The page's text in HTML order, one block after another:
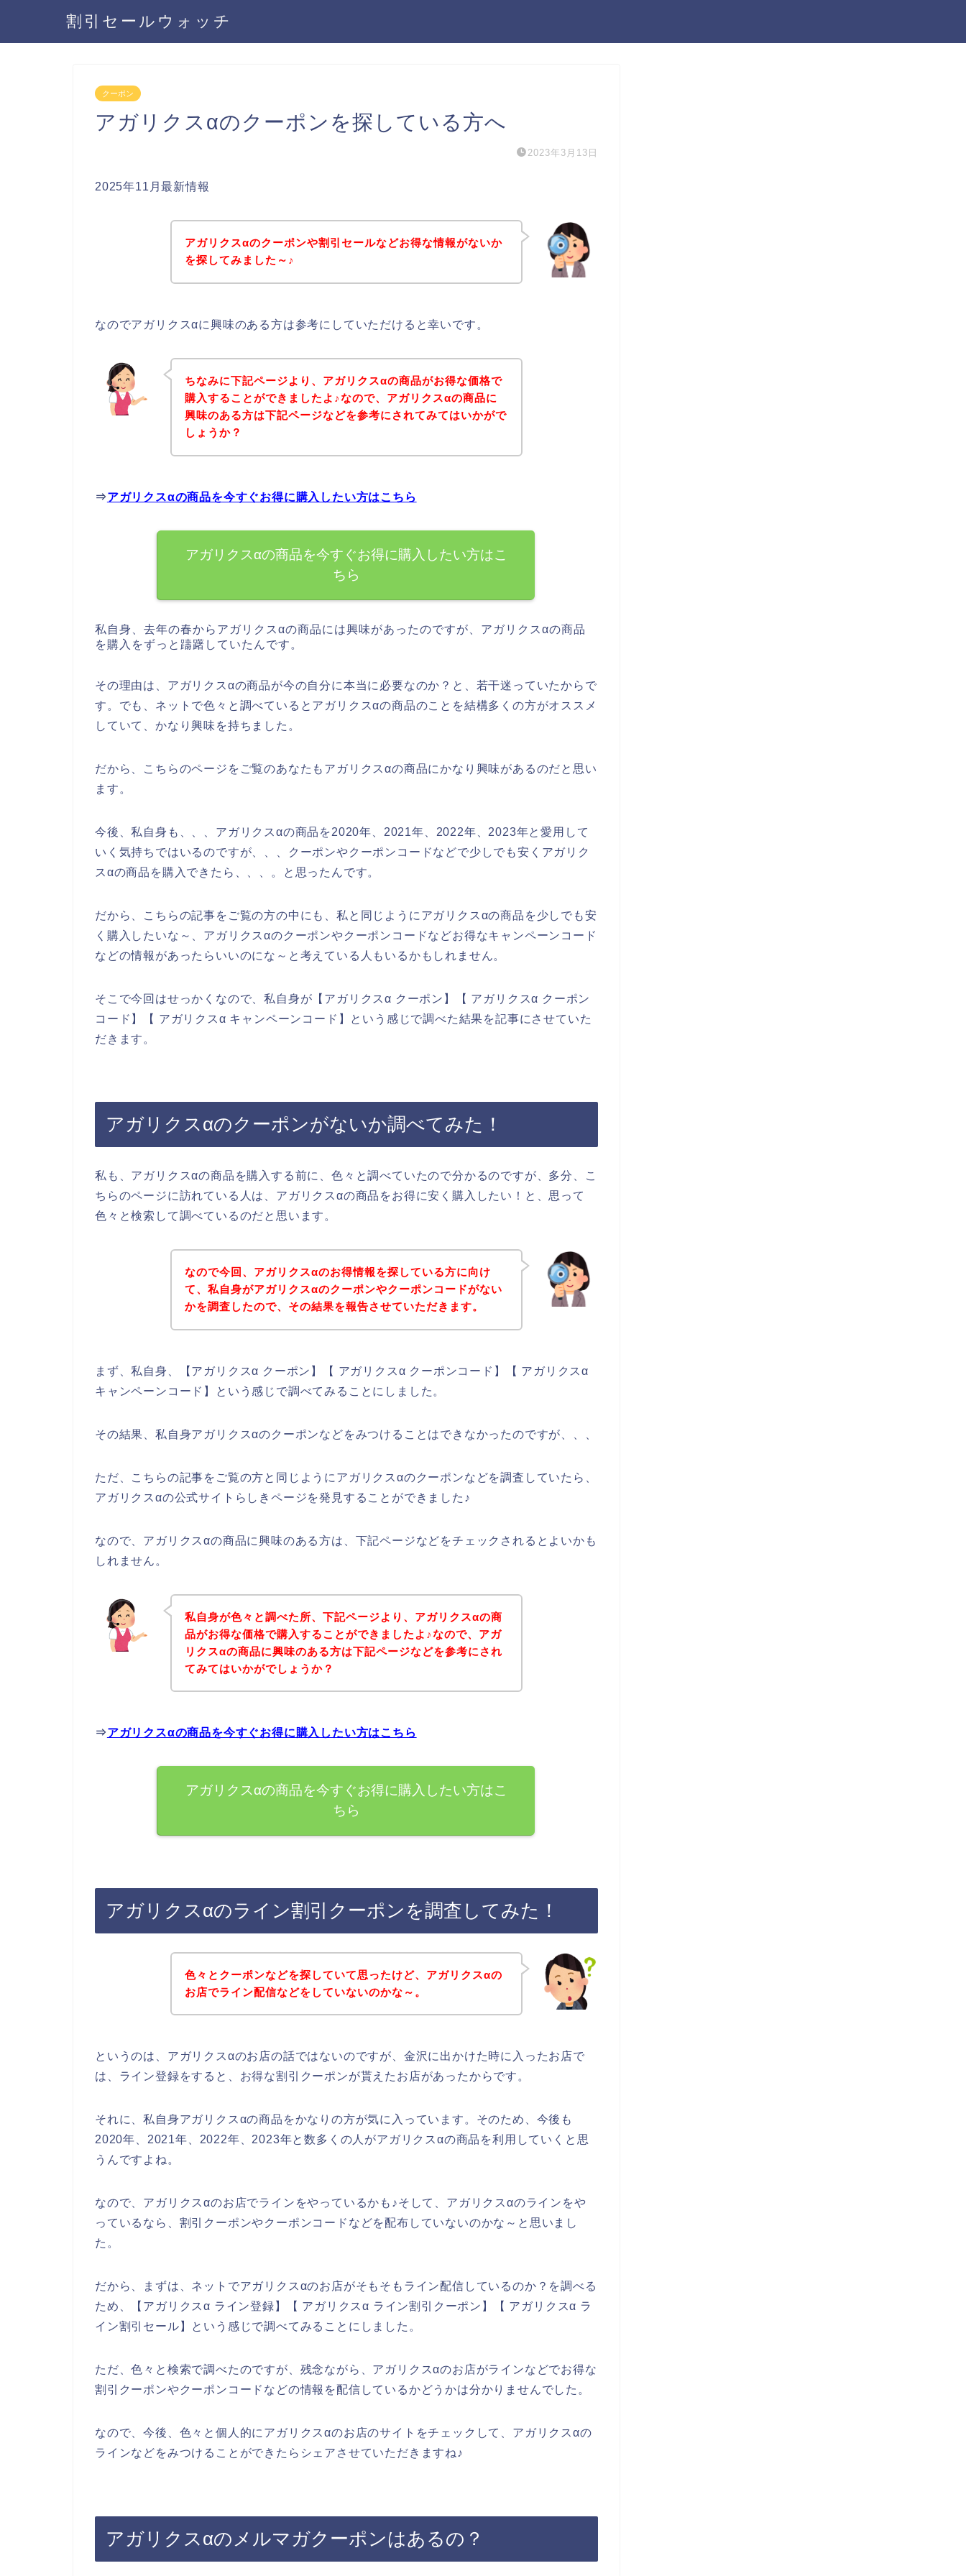
割引セールウォッチ
クーポン
アガリクスαのクーポンを探している方へ
2023年3月13日
2025年11月最新情報
アガリクスαのクーポンや割引セールなどお得な情報がないか
を探してみました～♪
なのでアガリクスαに興味のある方は参考にしていただけると幸いです。
ちなみに下記ページより、アガリクスαの商品がお得な価格で
購入することができましたよ♪なので、アガリクスαの商品に
興味のある方は下記ページなどを参考にされてみてはいかがで
しょうか？
⇒アガリクスαの商品を今すぐお得に購入したい方はこちら
アガリクスαの商品を今すぐお得に購入したい方はこ
ちら
私自身、去年の春からアガリクスαの商品には興味があったのですが、アガリクスαの商品
を購入をずっと躊躇していたんです。
その理由は、アガリクスαの商品が今の自分に本当に必要なのか？と、若干迷っていたからで
す。でも、ネットで色々と調べているとアガリクスαの商品のことを結構多くの方がオススメ
していて、かなり興味を持ちました。
だから、こちらのページをご覧のあなたもアガリクスαの商品にかなり興味があるのだと思い
ます。
今後、私自身も、、、アガリクスαの商品を2020年、2021年、2022年、2023年と愛用して
いく気持ちではいるのですが、、、クーポンやクーポンコードなどで少しでも安くアガリク
スαの商品を購入できたら、、、。と思ったんです。
だから、こちらの記事をご覧の方の中にも、私と同じようにアガリクスαの商品を少しでも安
く購入したいな～、アガリクスαのクーポンやクーポンコードなどお得なキャンペーンコード
などの情報があったらいいのにな～と考えている人もいるかもしれません。
そこで今回はせっかくなので、私自身が【アガリクスα クーポン】【 アガリクスα クーポン
コード】【 アガリクスα キャンペーンコード】という感じで調べた結果を記事にさせていた
だきます。
アガリクスαのクーポンがないか調べてみた！
私も、アガリクスαの商品を購入する前に、色々と調べていたので分かるのですが、多分、こ
ちらのページに訪れている人は、アガリクスαの商品をお得に安く購入したい！と、思って
色々と検索して調べているのだと思います。
なので今回、アガリクスαのお得情報を探している方に向け
て、私自身がアガリクスαのクーポンやクーポンコードがない
かを調査したので、その結果を報告させていただきます。
まず、私自身、【アガリクスα クーポン】【 アガリクスα クーポンコード】【 アガリクスα
キャンペーンコード】という感じで調べてみることにしました。
その結果、私自身アガリクスαのクーポンなどをみつけることはできなかったのですが、、、
ただ、こちらの記事をご覧の方と同じようにアガリクスαのクーポンなどを調査していたら、
アガリクスαの公式サイトらしきページを発見することができました♪
なので、アガリクスαの商品に興味のある方は、下記ページなどをチェックされるとよいかも
しれません。
私自身が色々と調べた所、下記ページより、アガリクスαの商
品がお得な価格で購入することができましたよ♪なので、アガ
リクスαの商品に興味のある方は下記ページなどを参考にされ
てみてはいかがでしょうか？
⇒アガリクスαの商品を今すぐお得に購入したい方はこちら
アガリクスαの商品を今すぐお得に購入したい方はこ
ちら
アガリクスαのライン割引クーポンを調査してみた！
色々とクーポンなどを探していて思ったけど、アガリクスαの
お店でライン配信などをしていないのかな～。
というのは、アガリクスαのお店の話ではないのですが、金沢に出かけた時に入ったお店で
は、ライン登録をすると、お得な割引クーポンが貰えたお店があったからです。
それに、私自身アガリクスαの商品をかなりの方が気に入っています。そのため、今後も
2020年、2021年、2022年、2023年と数多くの人がアガリクスαの商品を利用していくと思
うんですよね。
なので、アガリクスαのお店でラインをやっているかも♪そして、アガリクスαのラインをや
っているなら、割引クーポンやクーポンコードなどを配布していないのかな～と思いまし
た。
だから、まずは、ネットでアガリクスαのお店がそもそもライン配信しているのか？を調べる
ため、【アガリクスα ライン登録】【 アガリクスα ライン割引クーポン】【 アガリクスα ラ
イン割引セール】という感じで調べてみることにしました。
ただ、色々と検索で調べたのですが、残念ながら、アガリクスαのお店がラインなどでお得な
割引クーポンやクーポンコードなどの情報を配信しているかどうかは分かりませんでした。
なので、今後、色々と個人的にアガリクスαのお店のサイトをチェックして、アガリクスαの
ラインなどをみつけることができたらシェアさせていただきますね♪
アガリクスαのメルマガクーポンはあるの？